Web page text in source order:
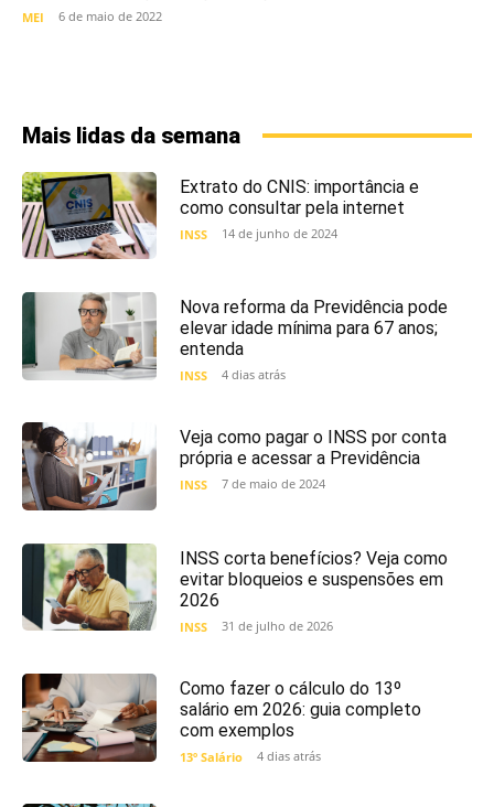
MEI 6 de maio de 2022
Mais lidas da semana
Extrato do CNIS: importância e
como consultar pela internet
INSS 14 de junho de 2024
Nova reforma da Previdência pode
elevar idade mínima para 67 anos;
entenda
INSS 4 dias atrás
Veja como pagar o INSS por conta
própria e acessar a Previdência
INSS 7 de maio de 2024
INSS corta benefícios? Veja como
evitar bloqueios e suspensões em
2026
INSS 31 de julho de 2026
Como fazer o cálculo do 13º
salário em 2026: guia completo
com exemplos
13º Salário 4 dias atrás